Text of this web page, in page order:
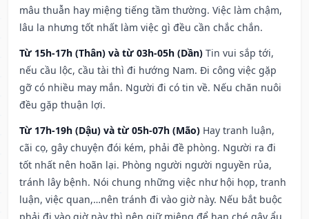
mâu thuẫn hay miệng tiếng tầm thường. Việc làm chậm,
lâu la nhưng tốt nhất làm việc gì đều cần chắc chắn.
Từ 15h-17h (Thân) và từ 03h-05h (Dần) Tin vui sắp tới,
nếu cầu lộc, cầu tài thì đi hướng Nam. Đi công việc gặp
gỡ có nhiều may mắn. Người đi có tin về. Nếu chăn nuôi
đều gặp thuận lợi.
Từ 17h-19h (Dậu) và từ 05h-07h (Mão) Hay tranh luận,
cãi cọ, gây chuyện đói kém, phải đề phòng. Người ra đi
tốt nhất nên hoãn lại. Phòng người người nguyền rủa,
tránh lây bệnh. Nói chung những việc như hội họp, tranh
luận, việc quan,…nên tránh đi vào giờ này. Nếu bắt buộc